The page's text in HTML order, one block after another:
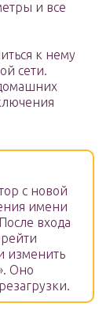
и все
к нему
сети.
с новой
имени
входа
изменить
Оно